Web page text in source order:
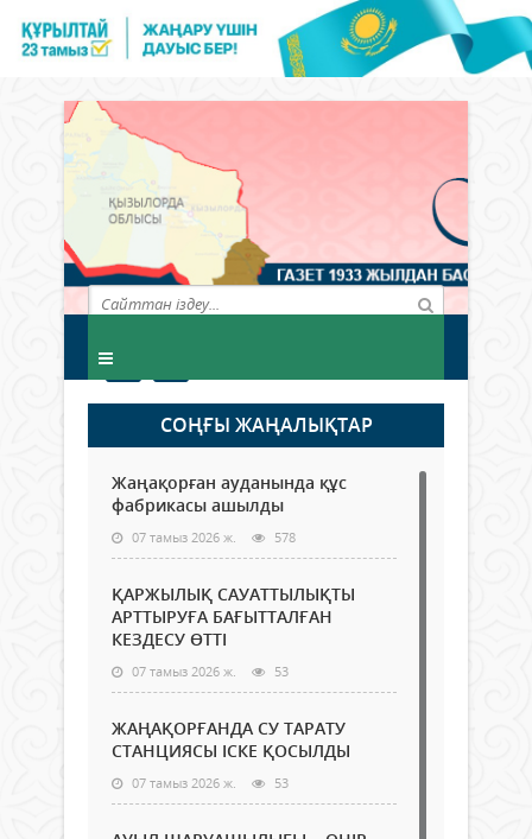
СОҢҒЫ ЖАҢАЛЫҚТАР
Жаңақорған ауданында құс
фабрикасы ашылды
07 тамыз 2026 ж. 578
ҚАРЖЫЛЫҚ САУАТТЫЛЫҚТЫ
АРТТЫРУҒА БАҒЫТТАЛҒАН
КЕЗДЕСУ ӨТТІ
07 тамыз 2026 ж. 53
ЖАҢАҚОРҒАНДА СУ ТАРАТУ
СТАНЦИЯСЫ ІСКЕ ҚОСЫЛДЫ
07 тамыз 2026 ж. 53